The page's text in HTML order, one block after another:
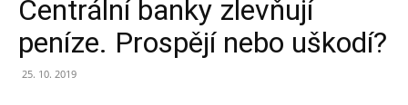
Centrální banky zlevňují
peníze. Prospějí nebo uškodí?
25. 10. 2019